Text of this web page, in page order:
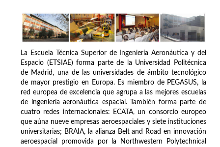
La Escuela Técnica Superior de Ingeniería Aeronáutica y del
Espacio (ETSIAE) forma parte de la Universidad Politécnica
de Madrid, una de las universidades de ámbito tecnológico
de mayor prestigio en Europa. Es miembro de PEGASUS, la
red europea de excelencia que agrupa a las mejores escuelas
de ingeniería aeronáutica espacial. También forma parte de
cuatro redes internacionales: ECATA, un consorcio europeo
que aúna nueve empresas aeroespaciales y siete instituciones
universitarias; BRAIA, la alianza Belt and Road en innovación
aeroespacial promovida por la Northwestern Polytechnical